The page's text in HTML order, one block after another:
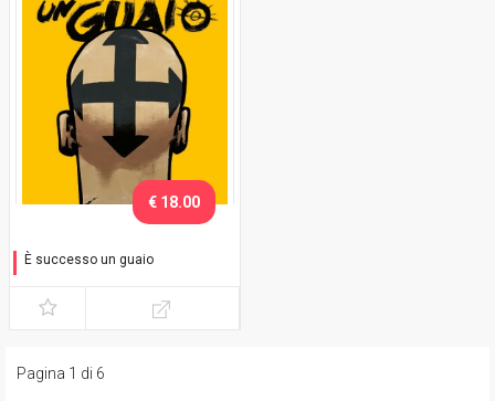
È successo un guaio
€ 18.00
Pagina 1 di 6